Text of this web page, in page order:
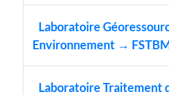
Laboratoire
Environnement →
Laboratoire Traitement